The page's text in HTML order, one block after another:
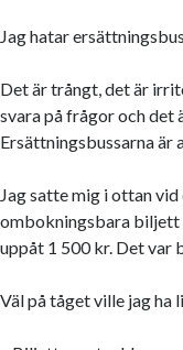
Jag hatar
Det är trångt, det är
svara på frågor och det
Ersättningsbussarna är
Jag satte mig i ottan
ombokningsbara biljett
uppåt 1 500 kr. Det var
Väl på tåget ville jag ha